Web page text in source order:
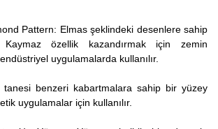
Pattern: Elmas şeklindeki desenlere sahip
özellik kazandırmak için zemin
uygulamalarda kullanılır.
tanesi benzeri kabartmalara sahip bir yüzey
uygulamalar için kullanılır.